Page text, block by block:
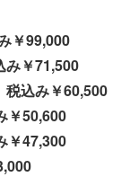
￥99,000
￥71,500
込み￥60,500
50,600
47,300